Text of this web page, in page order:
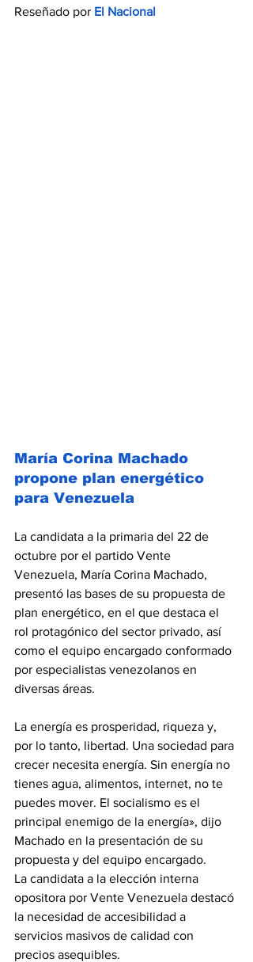
Reseñado por El Nacional
María Corina Machado
propone plan energético
para Venezuela
La candidata a la primaria del 22 de
octubre por el partido Vente
Venezuela, María Corina Machado,
presentó las bases de su propuesta de
plan energético, en el que destaca el
rol protagónico del sector privado, así
como el equipo encargado conformado
por especialistas venezolanos en
diversas áreas.
La energía es prosperidad, riqueza y,
por lo tanto, libertad. Una sociedad para
crecer necesita energía. Sin energía no
tienes agua, alimentos, internet, no te
puedes mover. El socialismo es el
principal enemigo de la energía», dijo
Machado en la presentación de su
propuesta y del equipo encargado.
La candidata a la elección interna
opositora por Vente Venezuela destacó
la necesidad de accesibilidad a
servicios masivos de calidad con
precios asequibles.